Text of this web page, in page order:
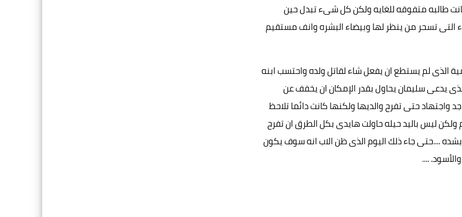
كليه للهندسة وكانت طالبه متفوقه للغايه ولكن كل شىء تبدل حين
التى تسحر من ينظر لها وبيضاء البشره وانف مستقيم
الذى لم يستطع ان يفعل شاء لقاتل ولده واحتسب ابنه
يدعى سليمان يحاول بقدر الإمكان ان يخفف عن
حتى تفرح والديها ولكنها كانت دائما تلاحظ
ليس باليد حيله حاولت هايدى بكل الطرق ان تفرح
....حتى جاء ذلك اليوم الذى ظن الاب انه سوف يكون
....